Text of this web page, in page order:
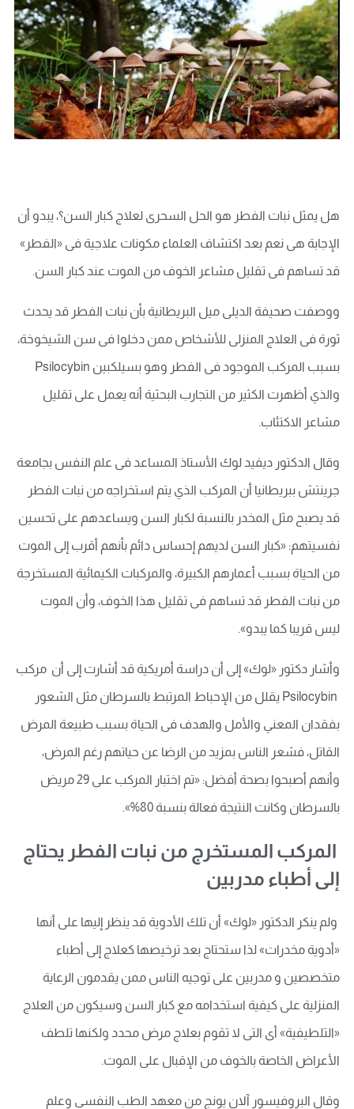
هل يمثل نبات الفطر هو الحل السحرى لعلاج كبار السن؟، يبدو أن
الإجابة هى نعم بعد اكتشاف العلماء مكونات علاجية فى «الفطر»
قد تساهم فى تقليل مشاعر الخوف من الموت عند كبار السن.
ووصفت صحيفة الديلى ميل البريطانية بأن نبات الفطر قد يحدث
ثورة فى العلاج المنزلى للأشخاص ممن دخلوا فى سن الشيخوخة،
بسبب المركب الموجود فى الفطر وهو بسيلكبين Psilocybin
والذي أظهرت الكثير من التجارب البحثية أنه يعمل على تقليل
مشاعر الاكتئاب.
وقال الدكتور ديفيد لوك الأستاذ المساعد فى علم النفس بجامعة
جرينتش ببريطانيا أن المركب الذي يتم استخراجه من نبات الفطر
قد يصبح مثل المخدر بالنسبة لكبار السن ويساعدهم على تحسين
نفسيتهم: «كبار السن لديهم إحساس دائم بأنهم أقرب إلى الموت
من الحياة بسبب أعمارهم الكبيرة، والمركبات الكيمائية المستخرجة
من نبات الفطر قد تساهم فى تقليل هذا الخوف، وأن الموت
ليس قريبا كما يبدو».
وأشار دكتور «لوك» إلى أن دراسة أمريكية قد أشارت إلى أن مركب
Psilocybin يقلل من الإحباط المرتبط بالسرطان مثل الشعور
بفقدان المعني والأمل والهدف فى الحياة بسبب طبيعة المرض
القاتل، فشعر الناس بمزيد من الرضا عن حياتهم رغم المرض،
وأنهم أصبحوا بصحة أفضل: «تم اختبار المركب على 29 مريض
بالسرطان وكانت النتيجة فعالة بنسبة 80%».
المركب المستخرج من نبات الفطر يحتاج
إلى أطباء مدربين
ولم ينكر الدكتور «لوك» أن تلك الأدوية قد ينظر إليها على أنها
«أدوية مخدرات» لذا ستحتاج بعد ترخيصها كعلاج إلى أطباء
متخصصين و مدربين على توجيه الناس ممن يقدمون الرعاية
المنزلية على كيفية استخدامه مع كبار السن وسيكون من العلاج
«التلطيفية» أى التى لا تقوم بعلاج مرض محدد ولكنها تلطف
الأعراض الخاصة بالخوف من الإقبال على الموت.
وقال البروفيسور آلان يونج من معهد الطب النفسي وعلم